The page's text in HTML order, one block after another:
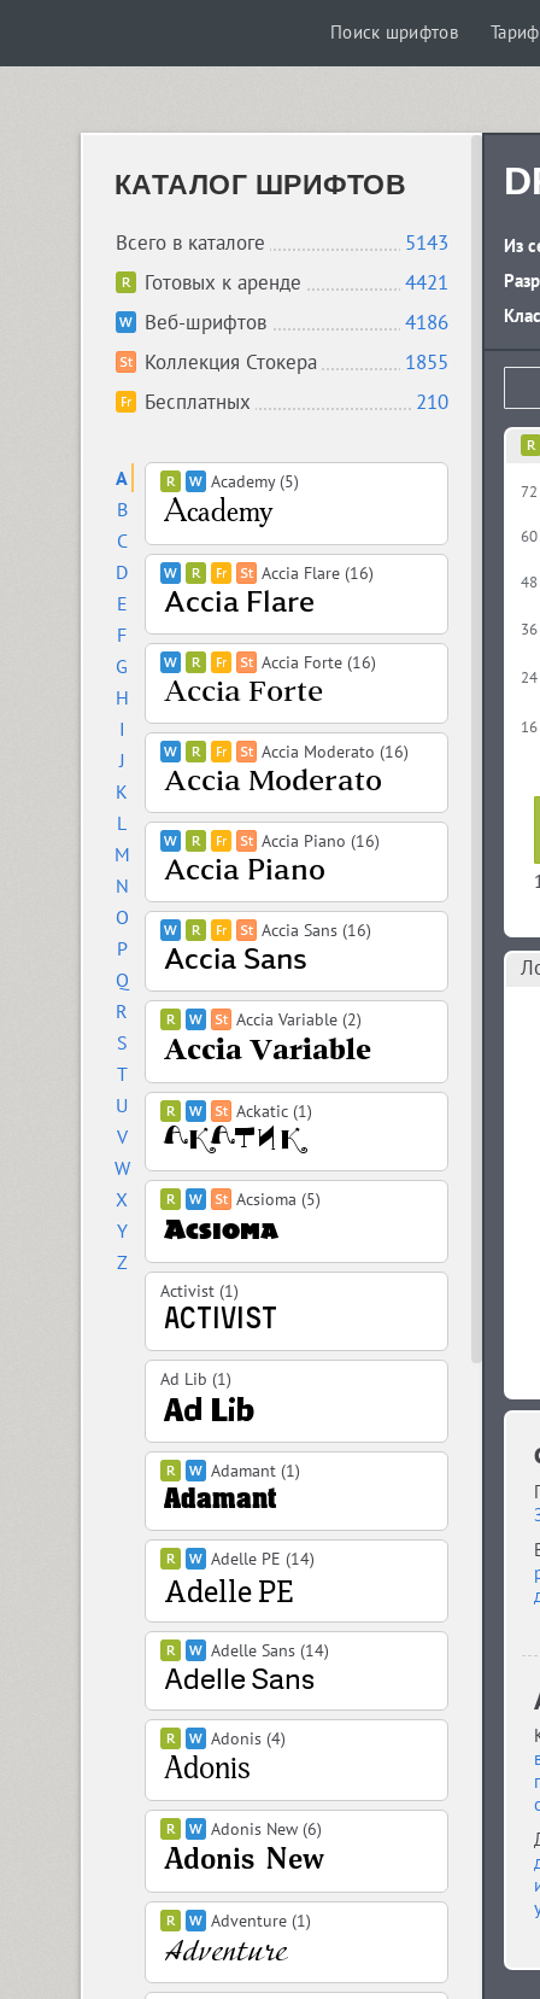
Поиск шрифтов
КАТАЛОГ ШРИФТОВ
Всего в каталоге
5143
Готовых к аренде
4421
Веб-шрифтов
4186
Коллекция Стокера
1855
Бесплатных
210
A
B
C
D
E
F
G
H
I
J
K
L
M
N
O
P
Q
R
S
T
U
V
W
X
Y
Z
Academy (5)
Accia Flare (16)
Accia Forte (16)
Accia Moderato (16)
Accia Piano (16)
Accia Sans (16)
Accia Variable (2)
Ackatic (1)
Acsioma (5)
Activist (1)
Ad Lib (1)
Adamant (1)
Adelle PE (14)
Adelle Sans (14)
Adonis (4)
Adonis New (6)
Adventure (1)
Из